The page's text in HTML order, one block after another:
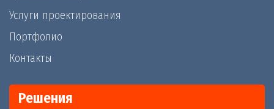
Услуги проектирования
Портфолио
Контакты
Решения